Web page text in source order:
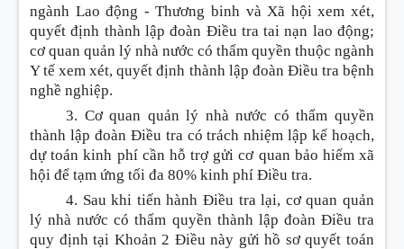
ngành Lao động - Thương binh và Xã hội xem xét,
quyết định thành lập đoàn Điều tra tai nạn lao động;
cơ quan quản lý nhà nước có thẩm quyền thuộc ngành
Y tế xem xét, quyết định thành lập đoàn Điều tra bệnh
nghề nghiệp.
3. Cơ quan quản lý nhà nước có thẩm quyền
thành lập đoàn Điều tra có trách nhiệm lập kế hoạch,
dự toán kinh phí cần hỗ trợ gửi cơ quan bảo hiểm xã
hội để tạm ứng tối đa 80% kinh phí Điều tra.
4. Sau khi tiến hành Điều tra lại, cơ quan quản
lý nhà nước có thẩm quyền thành lập đoàn Điều tra
quy định tại Khoản 2 Điều này gửi hồ sơ quyết toán